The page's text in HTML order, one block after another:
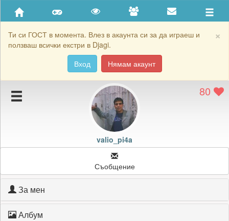
×
Ти си ГОСТ в момента. Влез в акаунта си за да играеш и
ползваш всички екстри в Djagi.
Вход
Нямам акаунт
Приятели
Хронология на игри
Подаръците на valio_pi4a
Картичките на valio_pi4a
80
valio_pi4a
Съобщение
За мен
Албум